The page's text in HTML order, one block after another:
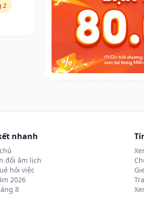
2
nhanh
đổi âm lịch
hỏi việc
2026
8